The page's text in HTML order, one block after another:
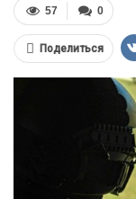
0
57
Поделиться